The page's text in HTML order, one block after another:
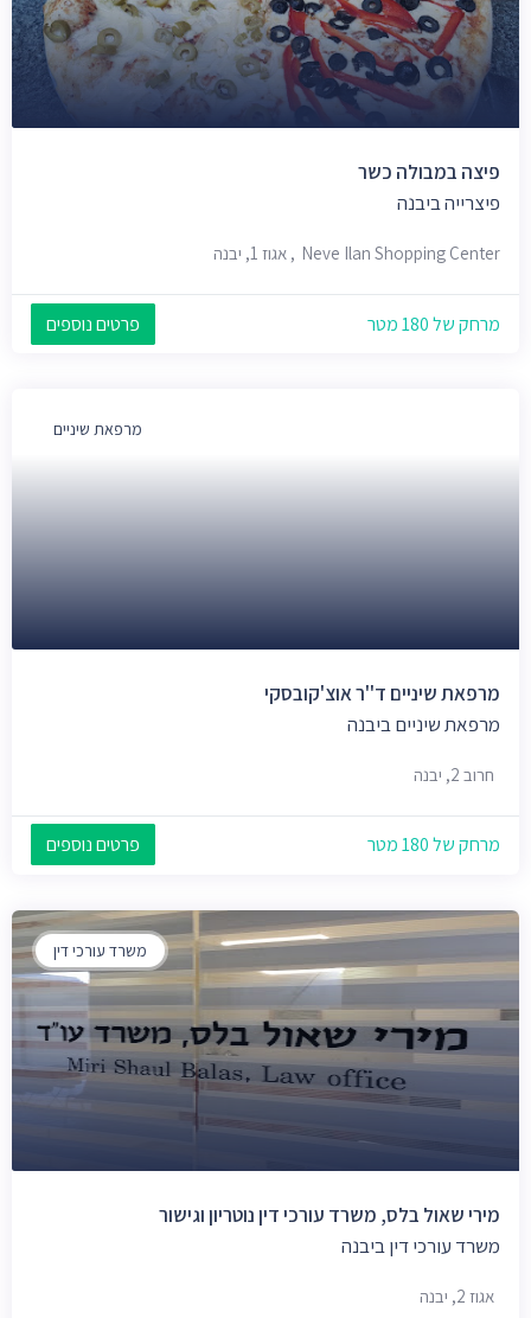
פיצה במבולה כשר
פיצרייה ביבנה
Neve Ilan Shopping Center, אגוז 1, יבנה
מרחק של 180 מטר פרטים נוספים
מרפאת שיניים
מרפאת שיניים ד''ר אוצ'קובסקי
מרפאת שיניים ביבנה
חרוב 2, יבנה
מרחק של 180 מטר פרטים נוספים
משרד עורכי דין
מירי שאול בלס, משרד עורכי דין נוטריון וגישור
משרד עורכי דין ביבנה
אגוז 2, יבנה